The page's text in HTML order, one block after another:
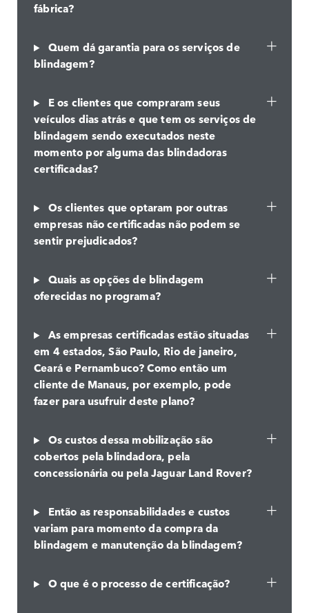
fábrica?
Quem dá garantia para os serviços de
blindagem?
E os clientes que compraram seus
veículos dias atrás e que tem os serviços de
blindagem sendo executados neste
momento por alguma das blindadoras
certificadas?
Os clientes que optaram por outras
empresas não certificadas não podem se
sentir prejudicados?
Quais as opções de blindagem
oferecidas no programa?
As empresas certificadas estão situadas
em 4 estados, São Paulo, Rio de janeiro,
Ceará e Pernambuco? Como então um
cliente de Manaus, por exemplo, pode
fazer para usufruir deste plano?
Os custos dessa mobilização são
cobertos pela blindadora, pela
concessionária ou pela Jaguar Land Rover?
Então as responsabilidades e custos
variam para momento da compra da
blindagem e manutenção da blindagem?
O que é o processo de certificação?